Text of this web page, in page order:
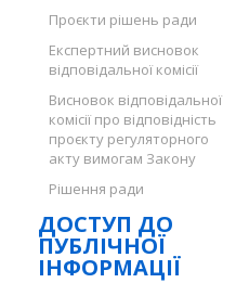
Проєкти рішень ради
Експертний висновок
відповідальної комісії
Висновок відповідальної
комісії про відповідність
проєкту регуляторного
акту вимогам Закону
Рішення ради
ДОСТУП ДО
ПУБЛІЧНОЇ
ІНФОРМАЦІЇ